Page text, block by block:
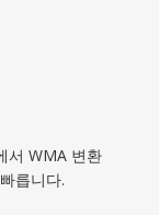
서 WMA 변환
릅니다.